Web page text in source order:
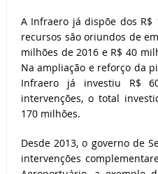
A Infraero já dispõe dos R$
recursos são oriundos de
milhões de 2016 e R$ 40
Na ampliação e reforço da
Infraero já investiu R$
intervenções, o total
170 milhões.
Desde 2013, o governo de
intervenções